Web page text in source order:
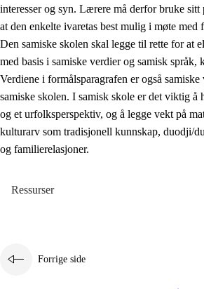
1.6 Demokrati og medvirkning
interesser og syn. Lærere må derfor bruke
at den enkelte ivaretas best mulig i møte med
Den samiske skolen skal legge til rette for at
med basis i samiske verdier og samisk språk,
Verdiene i formålsparagrafen er også
samiske skolen. I samisk skole er det viktig å
og et urfolksperspektiv, og å legge vekt på
kulturarv som tradisjonell kunnskap, duodji/
og familierelasjoner.
Ressurser
Forrige side